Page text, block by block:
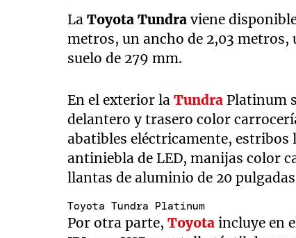
LaToyota Tundraviene
metros, un ancho de 2,03
suelo de 279 mm.
En el exterior laTundra Platinum
delantero y trasero color
abatibles eléctricamente,
antiniebla de LED, manijas color
llantas de aluminio de 20
Toyota Tundra Platinum
Por otra parte,Toyotaincluye en